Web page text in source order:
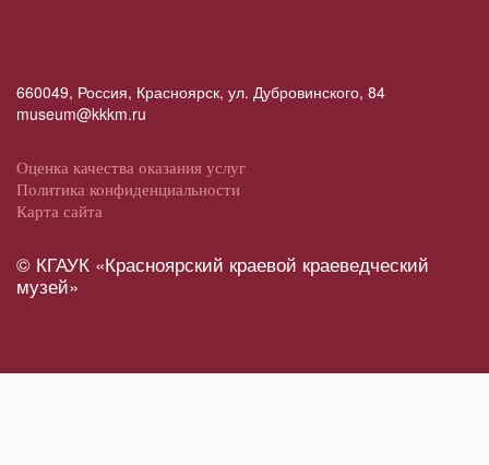
660049, Россия, Красноярск, ул. Дубровинского, 84
museum@kkkm.ru
Оценка качества оказания услуг
Политика конфиденциальности
Карта сайта
© КГАУК «Красноярский краевой краеведческий
музей»